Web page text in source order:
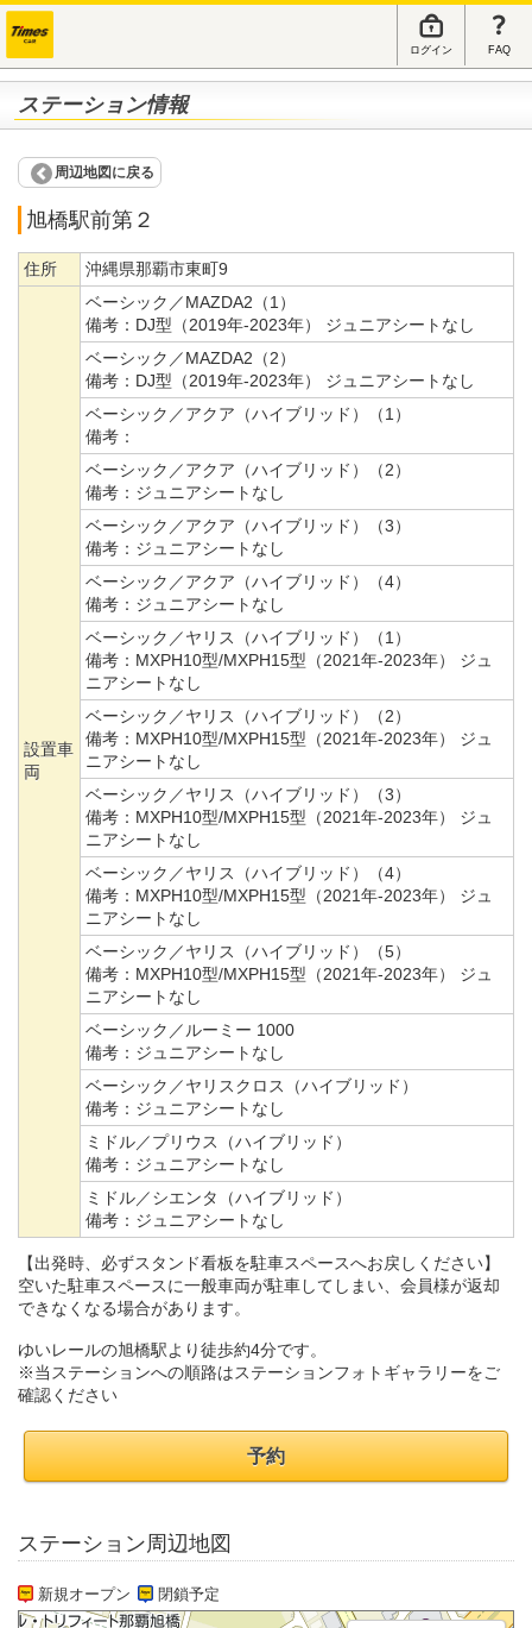
ログイン FAQ
ステーション情報
周辺地図に戻る
旭橋駅前第２
住所 沖縄県那覇市東町9
設置車
両
ベーシック／MAZDA2（1）
備考： DJ型（2019年-2023年） ジュニアシートなし
ベーシック／MAZDA2（2）
備考： DJ型（2019年-2023年） ジュニアシートなし
ベーシック／アクア（ハイブリッド）（1）
備考：
ベーシック／アクア（ハイブリッド）（2）
備考： ジュニアシートなし
ベーシック／アクア（ハイブリッド）（3）
備考： ジュニアシートなし
ベーシック／アクア（ハイブリッド）（4）
備考： ジュニアシートなし
ベーシック／ヤリス（ハイブリッド）（1）
備考： MXPH10型/MXPH15型（2021年-2023年） ジュ
ニアシートなし
ベーシック／ヤリス（ハイブリッド）（2）
備考： MXPH10型/MXPH15型（2021年-2023年） ジュ
ニアシートなし
ベーシック／ヤリス（ハイブリッド）（3）
備考： MXPH10型/MXPH15型（2021年-2023年） ジュ
ニアシートなし
ベーシック／ヤリス（ハイブリッド）（4）
備考： MXPH10型/MXPH15型（2021年-2023年） ジュ
ニアシートなし
ベーシック／ヤリス（ハイブリッド）（5）
備考： MXPH10型/MXPH15型（2021年-2023年） ジュ
ニアシートなし
ベーシック／ルーミー 1000
備考： ジュニアシートなし
ベーシック／ヤリスクロス（ハイブリッド）
備考： ジュニアシートなし
ミドル／プリウス（ハイブリッド）
備考： ジュニアシートなし
ミドル／シエンタ（ハイブリッド）
備考： ジュニアシートなし
【出発時、必ずスタンド看板を駐車スペースへお戻しください】
空いた駐車スペースに一般車両が駐車してしまい、会員様が返却
できなくなる場合があります。
ゆいレールの旭橋駅より徒歩約4分です。
※当ステーションへの順路はステーションフォトギャラリーをご
確認ください
予約
ステーション周辺地図
新規オープン 閉鎖予定